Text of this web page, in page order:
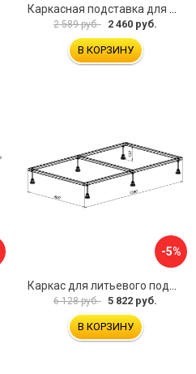
Каркасная подставка для душевого поддона ВИЗ ANTIKA КР-900
2 589 руб. 2 460 руб.
В КОРЗИНУ
-5%
6 128 руб. 5 822 руб.
В КОРЗИНУ